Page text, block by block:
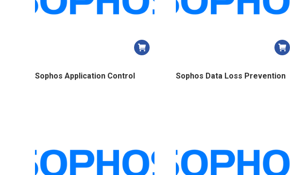
Sophos Application Control Sophos Data Loss Prevention